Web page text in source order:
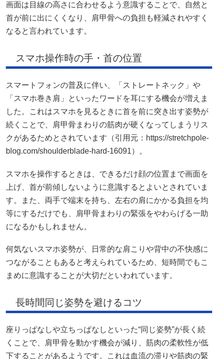
画面は目線の高さに合わせるよう意識することで、自然と
首が前に出にくくなり、肩甲骨への負担も軽減されやすく
なると言われています。
スマホ操作時の手・首の位置
スマートフォンの普及に伴い、「ストレートネック」や
「スマホ巻き肩」といったワードを耳にする機会が増えま
した。これはスマホを見るときに首を前に突き出す姿勢が
続くことで、肩甲骨まわりの筋肉が硬くなってしまうリス
クがあるためとされています（引用元：https://stretchpole-
blog.com/shoulderblade-hard-16091）。
スマホを操作するときは、できるだけ顔の位置まで画面を
上げ、首が前傾しないように意識するとよいとされていま
す。また、両手で端末を持ち、左右の肩にかかる負担を均
等にするだけでも、肩甲骨まわりの緊張をやわらげる一助
になるかもしれません。
何気ないスマホ姿勢が、日常的な肩こりや背中の不快感に
つながることもあると考えられているため、短時間でもこ
まめに意識することが大切だといわれています。
長時間同じ姿勢を避けるコツ
座りっぱなしや立ちっぱなしといった“同じ姿勢”が長く続
くことで、肩甲骨を動かす機会が減り、筋肉の柔軟性が低
下することがあるようです。これは血流の滞りや筋肉の緊